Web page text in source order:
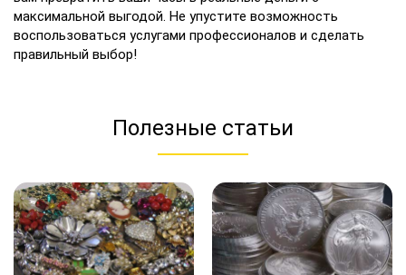
максимальной выгодой. Не упустите возможность
воспользоваться услугами профессионалов и сделать
правильный выбор!
Полезные статьи